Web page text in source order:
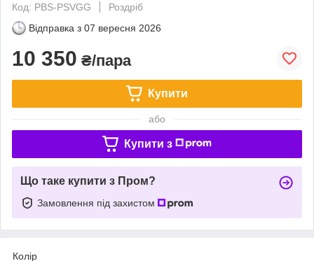
Код: PBS-PSVGG
Роздріб
Відправка з 07 вересня 2026
10 350 ₴/пара
Купити
або
Купити з
Що таке купити з Пром?
Замовлення під захистом
Колір